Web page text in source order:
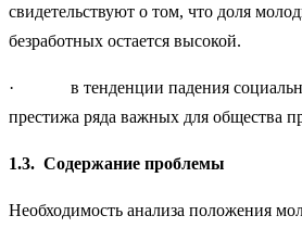
свидетельствуют о том, что доля
безработных остается высо­кой.
· в тенденции падения
престижа ряда важных для общества
1.3. Содержание проблемы
Необходимость анализа положения